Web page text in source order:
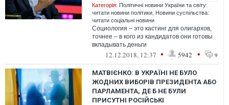
Категорія: Політичні новини України та світу:
читати новини політики Новини суспільства:
читати соціальні новини
Социология – это кастинг для олигархов,
точнее – в кого из кандидатов они готовы
вкладывать деньги
12.12.2018, 12:37 • 5942 • 9
МАТВІЄНКО: В УКРАЇНІ НЕ БУЛО
ЖОДНИХ ВИБОРІВ ПРЕЗИДЕНТА АБО
ПАРЛАМЕНТА, ДЕ Б НЕ БУЛИ
ПРИСУТНІ РОСІЙСЬКІ